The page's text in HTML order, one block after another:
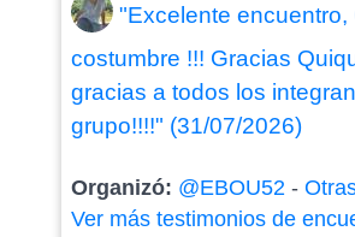
"Excelente encuentro,
costumbre !!! Gracias
gracias a todos los
grupo!!!!" (31/07/2026)
Organizó: @EBOU52-
Ver más testimonios de